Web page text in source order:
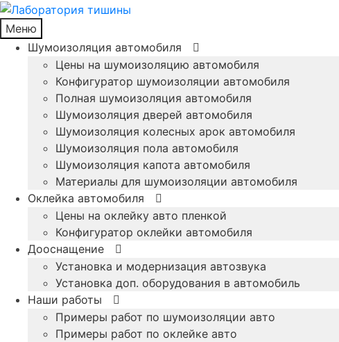
Меню
Шумоизоляция автомобиля
Цены на шумоизоляцию автомобиля
Конфигуратор шумоизоляции автомобиля
Полная шумоизоляция автомобиля
Шумоизоляция дверей автомобиля
Шумоизоляция колесных арок автомобиля
Шумоизоляция пола автомобиля
Шумоизоляция капота автомобиля
Материалы для шумоизоляции автомобиля
Оклейка автомобиля
Цены на оклейку авто пленкой
Конфигуратор оклейки автомобиля
Дооснащение
Установка и модернизация автозвука
Установка доп. оборудования в автомобиль
Наши работы
Примеры работ по шумоизоляции авто
Примеры работ по оклейке авто